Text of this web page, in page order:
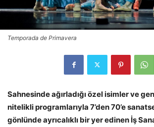
Temporada de Primavera
Sahnesinde ağırladığı özel isimler ve
nitelikli programlarıyla 7’den 70’e
gönlünde ayrıcalıklı bir yer edinen İş